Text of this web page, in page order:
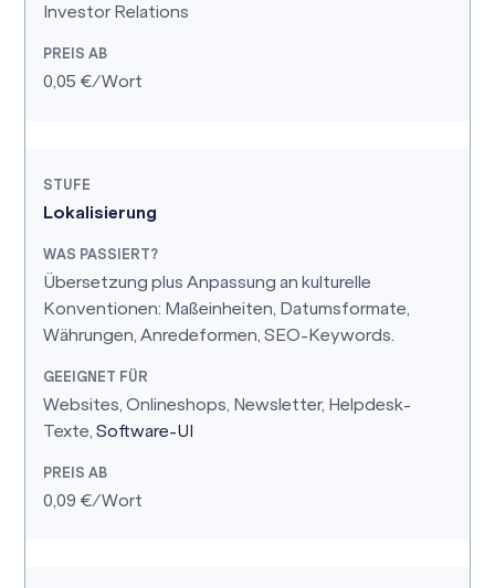
Investor Relations
0,05 €/Wort
Lokalisierung
Übersetzung plus Anpassung an kulturelle
Konventionen: Maßeinheiten, Datumsformate,
Währungen, Anredeformen, SEO-Keywords.
Websites, Onlineshops, Newsletter, Helpdesk-
Texte,Software-UI
0,09 €/Wort